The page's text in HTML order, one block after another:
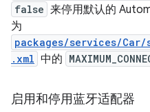
false 来停用默认的
为
packages/services/
.xml 中的
启用和停用蓝牙适配器